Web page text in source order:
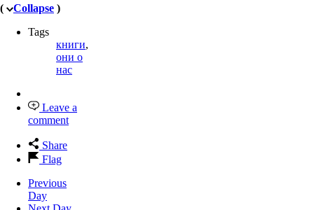
( Collapse )
Tags
книги,
они о
нас
Leave a
comment
Share
Flag
Previous
Day